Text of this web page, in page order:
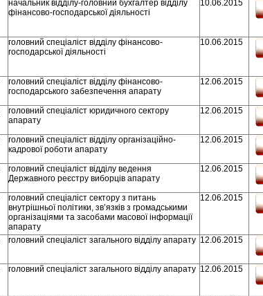
начальник відділу-головний бухгалтер відділу
фінансово-господарської діяльності
10.06.2015
головний спеціаліст відділу фінансово-
господарської діяльності
10.06.2015
головний спеціаліст відділу фінансово-
господарського забезпечення апарату
12.06.2015
головний спеціаліст юридичного сектору
апарату
12.06.2015
головний спеціаліст відділу організаційно-
кадрової роботи апарату
12.06.2015
головний спеціаліст відділу ведення
Державного реєстру виборців апарату
12.06.2015
головний спеціаліст сектору з питань
внутрішньої політики, зв’язків з громадськими
організаціями та засобами масової інформації
апарату
12.06.2015
головний спеціаліст загального відділу апарату 12.06.2015
головний спеціаліст загального відділу апарату 12.06.2015